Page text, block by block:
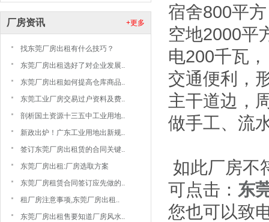
+更多
厂房资讯
找东莞厂房出租有什么技巧？
东莞厂房出租选好了对企业发展..
东莞厂房出租如何提高仓库商品..
东莞工业厂房交易过户资料及费..
剖析国土资源十三五中工业用地..
新政出炉！广东工业用地出新规..
签订东莞厂房出租赁的合同关键..
东莞厂房出租:厂房选取方案
东莞厂房租赁合同签订应先做的..
租厂房注意事项,东莞厂房出租..
东莞厂房出租售要知道厂房风水..
宿舍800平
空地2000平
电200千瓦，
交通便利，
主干道边，
做手工、流
如此厂房不
可点击： 东
您也可以致